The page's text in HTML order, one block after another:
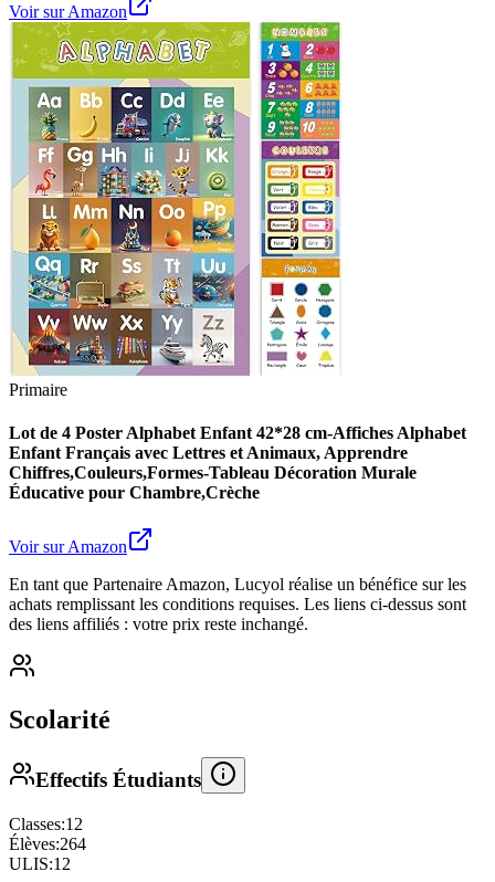
Voir sur Amazon
Primaire
Lot de 4 Poster Alphabet Enfant 42*28 cm-Affiches Alphabet
Enfant Français avec Lettres et Animaux, Apprendre
Chiffres,Couleurs,Formes-Tableau Décoration Murale
Éducative pour Chambre,Crèche
Voir sur Amazon
En tant que Partenaire Amazon, Lucyol réalise un bénéfice sur les
achats remplissant les conditions requises. Les liens ci-dessus sont
des liens affiliés : votre prix reste inchangé.
Scolarité
Effectifs Étudiants
Classes:12
Élèves:264
ULIS:12